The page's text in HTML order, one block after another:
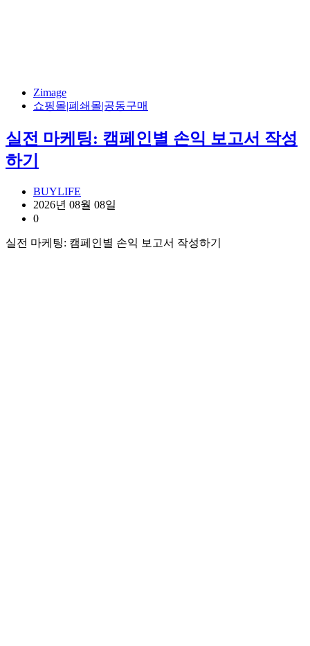
Zimage
쇼핑몰|폐쇄몰|공동구매
실전 마케팅: 캠페인별 손익 보고서 작성
하기
BUYLIFE
2026년 08월 08일
0
실전 마케팅: 캠페인별 손익 보고서 작성하기